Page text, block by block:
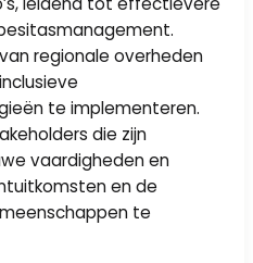
regionale overheden
te implementeren.
die zijn
vaardigheden en
en de
te